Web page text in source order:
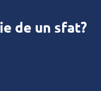
de un sfat?